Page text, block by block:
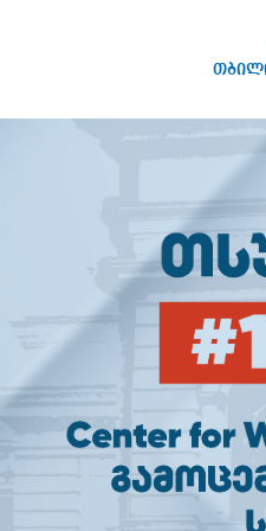
სახელობის თბილისის